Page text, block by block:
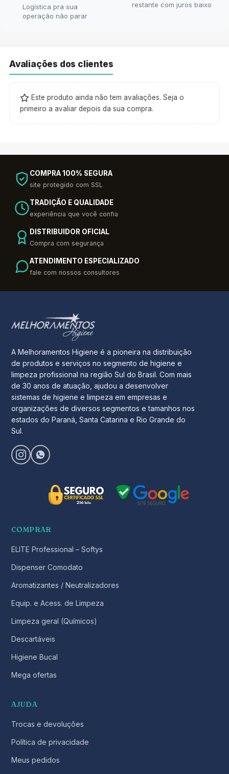
Logística pra sua
operação não parar
restante com juros baixo
Avaliações dos clientes
Este produto ainda não tem avaliações. Seja o
primeiro a avaliar depois da sua compra.
COMPRA 100% SEGURA
site protegido com SSL
TRADIÇÃO E QUALIDADE
experiência que você confia
DISTRIBUIDOR OFICIAL
Compra com segurança
ATENDIMENTO ESPECIALIZADO
fale com nossos consultores
A Melhoramentos Higiene é a pioneira na distribuição
de produtos e serviços no segmento de higiene e
limpeza profissional na região Sul do Brasil. Com mais
de 30 anos de atuação, ajudou a desenvolver
sistemas de higiene e limpeza em empresas e
organizações de diversos segmentos e tamanhos nos
estados do Paraná, Santa Catarina e Rio Grande do
Sul.
COMPRAR
ELITE Professional – Softys
Dispenser Comodato
Aromatizantes / Neutralizadores
Equip. e Acess. de Limpeza
Limpeza geral (Químicos)
Descartáveis
Higiene Bucal
Mega ofertas
AJUDA
Trocas e devoluções
Política de privacidade
Meus pedidos